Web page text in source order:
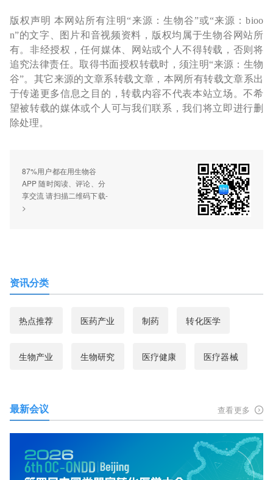
版权声明 本网站所有注明“来源：生物谷”或“来源：bioo
n”的文字、图片和音视频资料，版权均属于生物谷网站所
有。非经授权，任何媒体、网站或个人不得转载，否则将
追究法律责任。取得书面授权转载时，须注明“来源：生物
谷”。其它来源的文章系转载文章，本网所有转载文章系出
于传递更多信息之目的，转载内容不代表本站立场。不希
望被转载的媒体或个人可与我们联系，我们将立即进行删
除处理。
87%用户都在用生物谷
APP 随时阅读、评论、分
享交流 请扫描二维码下载-
>
资讯分类
热点推荐 医药产业 制药 转化医学
生物产业 生物研究 医疗健康 医疗器械
最新会议 查看更多